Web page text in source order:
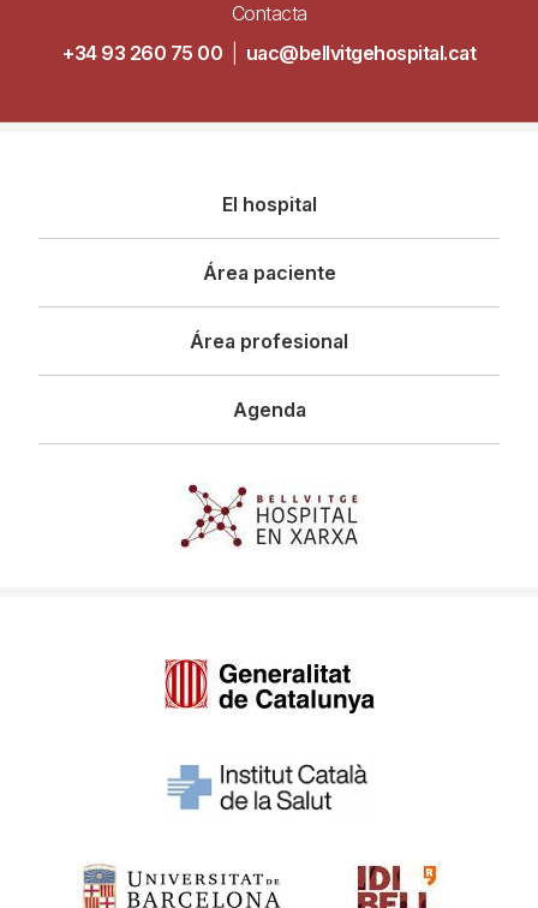
Contacta
+34 93 260 75 00
uac@bellvitgehospital.cat
principal
El hospital
Área paciente
Área profesional
Agenda